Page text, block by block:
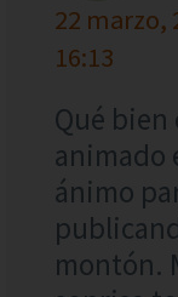
22 marzo,
16:13
Qué bien
animado
ánimo
montón.